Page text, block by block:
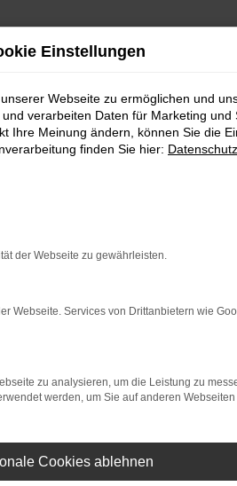
verhindern. Funktioniert die
Stand sind.
führen, dass bestimmte
versuchen, das Problem zu
Einstellungen
Webseite zu ermöglichen und
verarbeiten Daten für Marketing und
Ihre Meinung ändern, können Sie die
finden Sie hier:
der Webseite zu gewährleisten.
Webseite. Services von Drittanbietern wie
zu analysieren, um die Leistung zu
werden, um Sie auf anderen
Cookies ablehnen